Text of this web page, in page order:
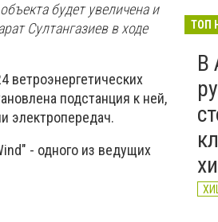
будет увеличена и
Султангазиев в ходе
ветроэнергетических
подстанция к ней,
электропередач.
- одного из ведущих
ТОП
В